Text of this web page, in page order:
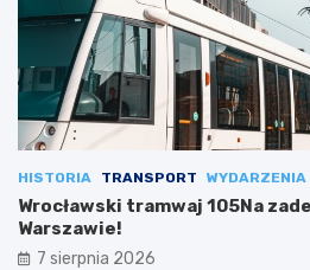
HISTORIA TRANSPORT WYDARZENIA
Wrocławski tramwaj 105Na
Warszawie!
7 sierpnia 2026